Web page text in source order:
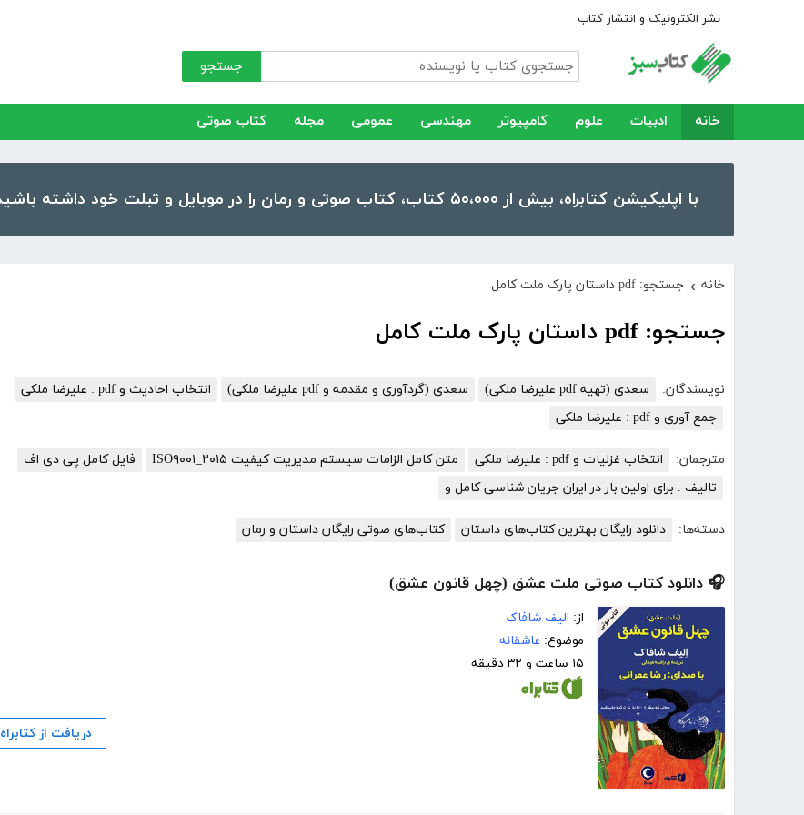
نشر الکترونیک و انتشار کتاب
جستجو
خانه ادبیات علوم کامپیوتر مهندسی عمومی مجله کتاب صوتی
با اپلیکیشن کتابراه، بیش از ۵۰،۰۰۰ کتاب، کتاب صوتی و رمان را در موبایل و تبلت خود داشته باشید!
خانه › جستجو: pdf داستان پارک ملت کامل
جستجو: pdf داستان پارک ملت کامل
نویسندگان: سعدی (تهیه pdf علیرضا ملکی) سعدی (گردآوری و مقدمه و pdf علیرضا ملکی)
انتخاب احادیث و pdf : علیرضا ملکی
جمع آوری و pdf : علیرضا ملکی
مترجمان: انتخاب غزلیات و pdf : علیرضا ملکی متن کامل الزامات سیستم مدیریت کیفیت ISO۹۰۰۱_۲۰۱۵
فایل کامل پی دی اف
تالیف . برای اولین بار در ایران جریان شناسی کامل و
دسته‌ها: دانلود رایگان بهترین کتاب‌های داستان کتاب‌های صوتی رایگان داستان و رمان
🎧 دانلود کتاب صوتی ملت عشق (چهل قانون عشق)
از: الیف شافاک
موضوع: عاشقانه
۱۵ ساعت و ۳۲ دقیقه
دریافت از کتابراه